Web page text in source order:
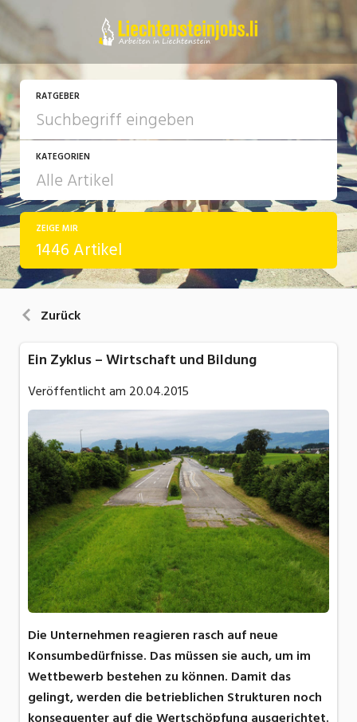
RATGEBER
KATEGORIEN
Arbeit
Ausbildung / Weiterbildung
ZEIGE MIR
1446 Artikel
Zurück
Ein Zyklus – Wirtschaft und Bildung
Veröffentlicht am 20.04.2015
Die Unternehmen reagieren rasch auf neue
Konsumbedürfnisse. Das müssen sie auch, um im
Wettbewerb bestehen zu können. Damit das
gelingt, werden die betrieblichen Strukturen noch